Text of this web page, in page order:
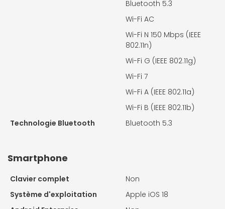
Bluetooth 5.3
Wi-Fi AC
Wi-Fi N 150 Mbps (IEEE
802.11n)
Wi-Fi G (IEEE 802.11g)
Wi-Fi 7
Wi-Fi A (IEEE 802.11a)
Wi-Fi B (IEEE 802.11b)
Technologie Bluetooth
Bluetooth 5.3
Smartphone
Clavier complet
Non
Système d'exploitation
Apple iOS 18